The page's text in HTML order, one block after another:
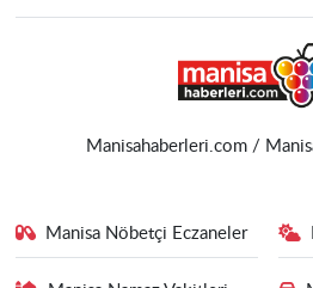
Manisahaberleri.com /
Manisa Nöbetçi Eczaneler